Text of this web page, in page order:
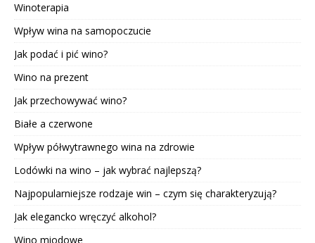
Winoterapia
Wpływ wina na samopoczucie
Jak podać i pić wino?
Wino na prezent
Jak przechowywać wino?
Białe a czerwone
Wpływ półwytrawnego wina na zdrowie
Lodówki na wino – jak wybrać najlepszą?
Najpopularniejsze rodzaje win – czym się charakteryzują?
Jak elegancko wręczyć alkohol?
Wino miodowe